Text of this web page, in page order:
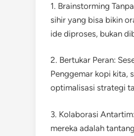
1. Brainstorming
sihir yang bisa bikin
ide diproses, bukan
2. Bertukar Peran:
Penggemar kopi kita,
optimalisasi strategi
3. Kolaborasi
mereka adalah